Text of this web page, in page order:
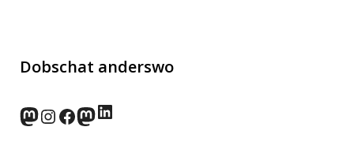
Dobschat anderswo
norden.social
Instagram
Facebook
wp-punks.social
LinkedIn